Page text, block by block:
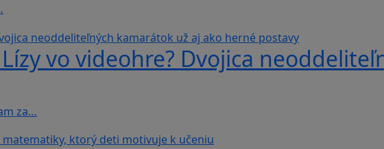
vo videohre? Dvojica
za…